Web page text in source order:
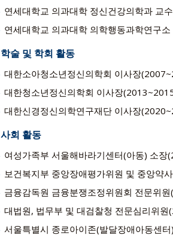
연세대학교 의과대학 정신건강의학과 교
연세대학교 의과대학 의학행동과학연구
학술 및 학회 활동
대한소아청소년정신의학회 이사장
대한청소년정신의학회 이사장
대한신경정신의학연구재단 이사장
사회 활동
여성가족부 서울해바라기센터(아동) 소장
보건복지부 중앙장애평가위원 및 중앙약
금융감독원 금융분쟁조정위원회 전문위
대법원, 법무부 및 대검찰청 전문심리위원
서울특별시 종로아이존(발달장애아동센